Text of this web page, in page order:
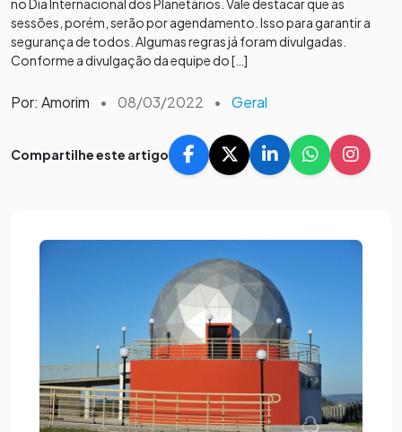
no Dia Internacional dos Planetários. Vale destacar que as
sessões, porém, serão por agendamento. Isso para garantir a
segurança de todos. Algumas regras já foram divulgadas.
Conforme a divulgação da equipe do […]
Por: Amorim • 08/03/2022 • Geral
Compartilhe este artigo